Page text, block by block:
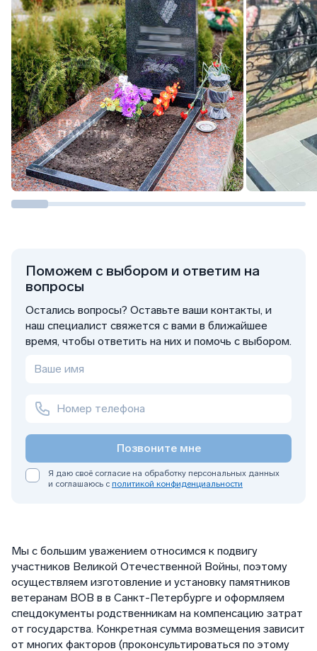
Поможем с выбором и ответим на
вопросы
Остались вопросы? Оставьте ваши контакты, и
наш специалист свяжется с вами в ближайшее
время, чтобы ответить на них и помочь с выбором.
Позвоните мне
Я даю своё согласие на обработку персональных данных
и соглашаюсь с политикой конфиденциальности
Мы с большим уважением относимся к подвигу
участников Великой Отечественной Войны, поэтому
осуществляем изготовление и установку памятников
ветеранам ВОВ в в Санкт-Петербурге и оформляем
спецдокументы родственникам на компенсацию затрат
от государства. Конкретная сумма возмещения зависит
от многих факторов (проконсультироваться по этому